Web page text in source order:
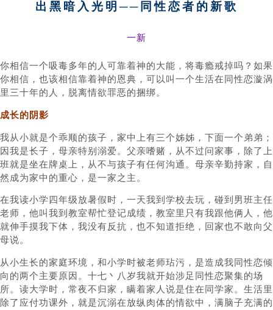
出黑暗入光明──同性恋者的新歌
一新
你相信一个吸毒多年的人可靠着神的大能，将毒瘾戒掉吗？如果
你相信，也该相信靠着神的恩典，可以叫一个生活在同性恋漩涡
里三十年的人，脱离情欲罪恶的捆绑。
成长的阴影
我从小就是个乖顺的孩子，家中上有三个姊姊，下面一个弟弟；
因我是长子，母亲特别溺爱。父亲嗜赌，从不过问家事，除了上
班就是坐在牌桌上，从不与孩子有任何沟通。母亲辛勤持家，自
然成为家中的重心，是一家之主。
在我读小学四年级放暑假时，一天我到学校去玩，碰到男班主任
老师，他叫我到教室帮忙登记成绩，教室里只有我跟他俩人，他
就伸手摸我下体，我没有反抗，也不知道拒绝，回家也不敢向父
母说。
从小生长的家庭环境，和小学时被老师玷污，是造成我同性恋倾
向的两个主要原因。十七丶八岁我就开始涉足同性恋聚集的场
所。读大学时，常夜不归家，瞒着家人说是住在同学家。生活里
除了应付功课外，就是沉溺在放纵肉体的情欲中，满脑子充满的